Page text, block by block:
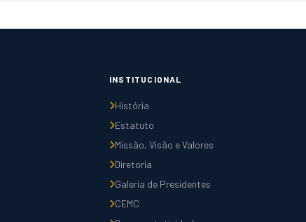
INSTITUCIONAL
História
Estatuto
Missão, Visão e Valores
Diretoria
Galeria de Presidentes
CEMC